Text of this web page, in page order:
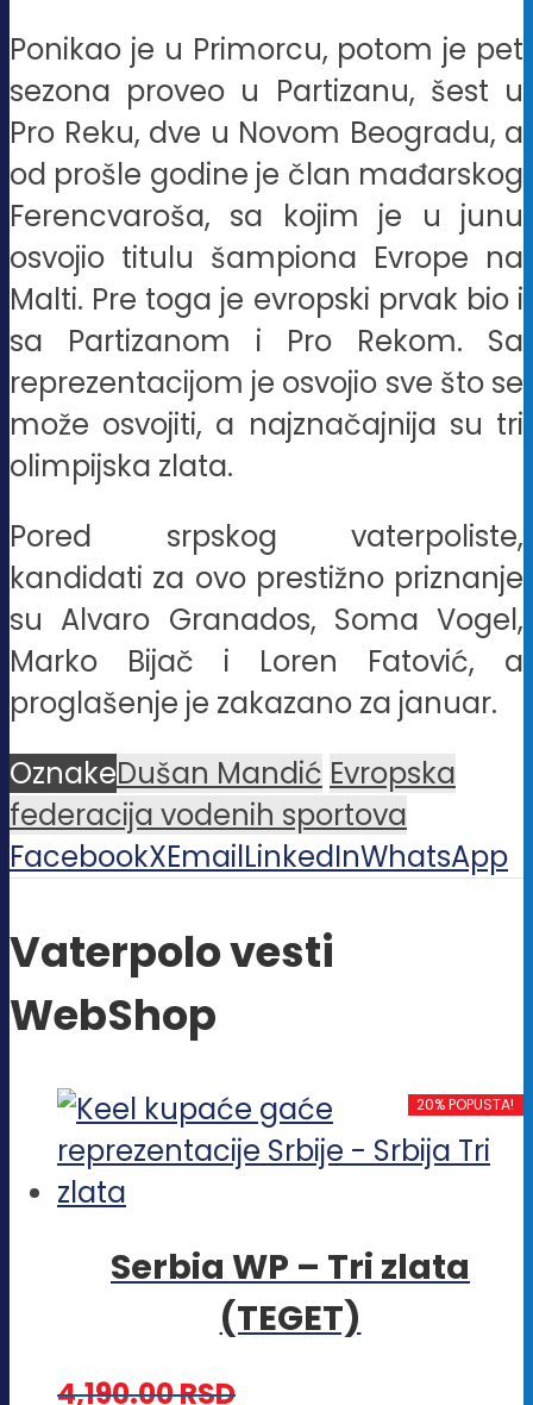
Ponikao je u Primorcu, potom je pet
sezona proveo u Partizanu, šest u
Pro Reku, dve u Novom Beogradu, a
od prošle godine je član mađarskog
Ferencvaroša, sa kojim je u junu
osvojio titulu šampiona Evrope na
Malti. Pre toga je evropski prvak bio i
sa Partizanom i Pro Rekom. Sa
reprezentacijom je osvojio sve što se
može osvojiti, a najznačajnija su tri
olimpijska zlata.
Pored srpskog vaterpoliste,
kandidati za ovo prestižno priznanje
su Alvaro Granados, Soma Vogel,
Marko Bijač i Loren Fatović, a
proglašenje je zakazano za januar.
OznakeDušan Mandić Evropska
federacija vodenih sportova
FacebookXEmailLinkedInWhatsApp
Vaterpolo vesti
WebShop
20% POPUSTA!
Serbia WP – Tri zlata
(TEGET)
4,190.00RSD